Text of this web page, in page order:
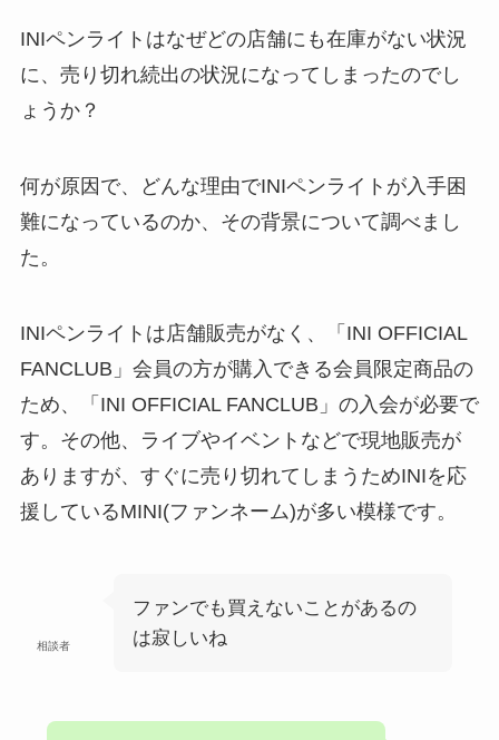
INIペンライトはなぜどの店舗にも在庫がない状況
に、売り切れ続出の状況になってしまったのでし
ょうか？
何が原因で、どんな理由でINIペンライトが入手困
難になっているのか、その背景について調べまし
た。
INIペンライトは店舗販売がなく、「INI OFFICIAL
FANCLUB」会員の方が購入できる会員限定商品の
ため、「INI OFFICIAL FANCLUB」の入会が必要で
す。その他、ライブやイベントなどで現地販売が
ありますが、すぐに売り切れてしまうためINIを応
援しているMINI(ファンネーム)が多い模様です。
相談者
ファンでも買えないことがあるの
は寂しいね